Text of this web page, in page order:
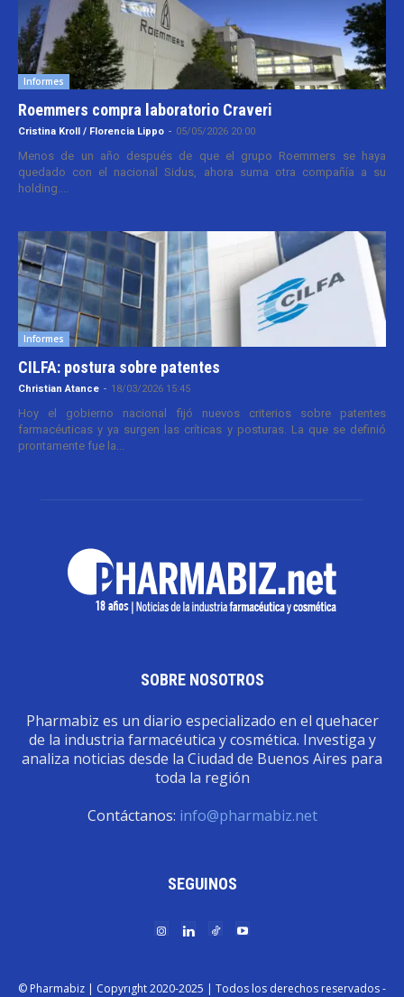
Informes
Roemmers compra laboratorio Craveri
Cristina Kroll / Florencia Lippo - 05/05/2026 20:00
Menos de un año después de que el grupo Roemmers se haya
quedado con el nacional Sidus, ahora suma otra compañía a su
holding....
Informes
CILFA: postura sobre patentes
Christian Atance - 18/03/2026 15:45
Hoy el gobierno nacional fijó nuevos criterios sobre patentes
farmacéuticas y ya surgen las críticas y posturas. La que se definió
prontamente fue la...
SOBRE NOSOTROS
Pharmabiz es un diario especializado en el quehacer
de la industria farmacéutica y cosmética. Investiga y
analiza noticias desde la Ciudad de Buenos Aires para
toda la región
Contáctanos: info@pharmabiz.net
SEGUINOS
© Pharmabiz | Copyrıght 2020-2025 | Todos los derechos reservados -